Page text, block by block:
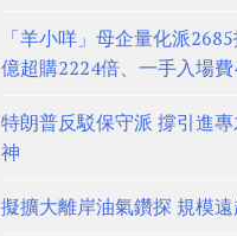
「羊小咩」母企量化派
億超購2224倍、一手入場
特朗普反駁保守派 撐引進
神
擬擴大離岸油氣鑽探 規模